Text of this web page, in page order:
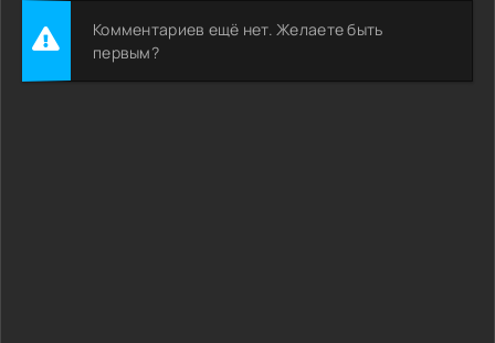
Комментариев ещё нет. Желаете быть
первым?